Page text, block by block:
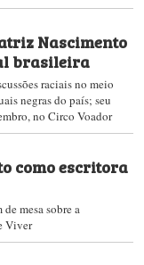
Nascimento
brasileira
raciais no meio
negras do país; seu
no Circo Voador
como escritora
mesa sobre a
Viver